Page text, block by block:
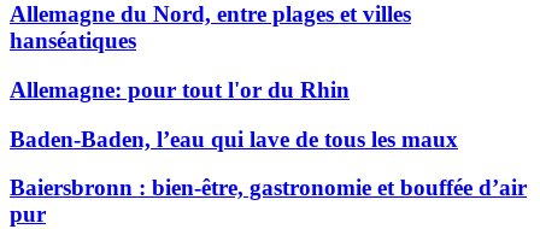
Allemagne du Nord, entre plages et villes
hanséatiques
Allemagne: pour tout l'or du Rhin
Baden-Baden, l’eau qui lave de tous les maux
Baiersbronn : bien-être, gastronomie et bouffée d’air
pur